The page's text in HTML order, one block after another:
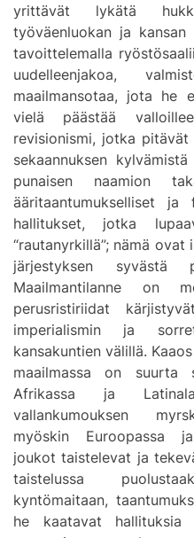
yrittävät lykätä
työväenluokan ja
tavoittelemalla
uudelleenjakoa,
maailmansotaa, jota he
vielä päästää
revisionismi, jotka pitävät
sekaannuksen
punaisen naamion
ääritaantumukselliset
hallitukset, jotka
“rautanyrkillä”; nämä
järjestyksen syvästä
Maailmantilanne on
perusristiriidat
imperialismin ja
kansakuntien välillä.
maailmassa on suurta
Afrikassa ja
vallankumouksen
myöskin Euroopassa ja
joukot taistelevat ja
taistelussa
kyntömaitaan,
he kaatavat